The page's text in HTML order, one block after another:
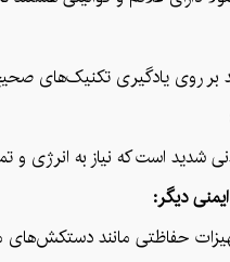
روی یادگیری تکنیک‌های صحیح
است که نیاز به انرژی و
دیگر:
حفاظتی مانند دستکش‌های